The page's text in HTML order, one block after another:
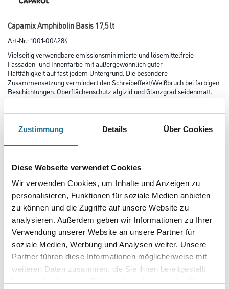
Zustimmung Details Über Cookies
Diese Webseite verwendet Cookies
Wir verwenden Cookies, um Inhalte und Anzeigen zu
personalisieren, Funktionen für soziale Medien anbieten
zu können und die Zugriffe auf unsere Website zu
analysieren. Außerdem geben wir Informationen zu Ihrer
Verwendung unserer Website an unsere Partner für
soziale Medien, Werbung und Analysen weiter. Unsere
Partner führen diese Informationen möglicherweise mit
weiteren Daten zusammen, die Sie ihnen bereitgestellt
Capamix Amphibolin Basis 1 7,5 lt
Art-Nr.:1001-004284
Vielseitig verwendbare emissionsminimierte und lösemittelfreie
Fassaden- und Innen­farbe mit außergewöhnlich guter
Haftfähig­keit auf fast jedem Untergrund. Die besondere
Zusammensetzung vermindert den Schreibeffekt/Weißbruch bei farbigen
Beschichtungen. Oberflächenschutz algizid und Glanzgrad seidenmatt.
Farbtonbezeichnung
Gebinde
Umrechnungsfaktoren